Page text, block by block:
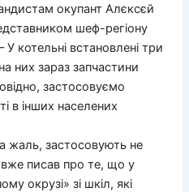
окупант Алєксєй
шеф-регіону
У котельні встановлені три
них зараз запчастини
застосовуємо
в інших населених
жаль, застосовують не
писав про те, що у
окрузі» зі шкіл, які